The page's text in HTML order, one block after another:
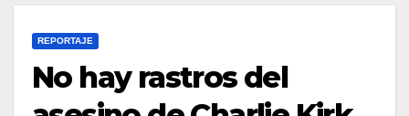
REPORTAJE
No hay rastros del